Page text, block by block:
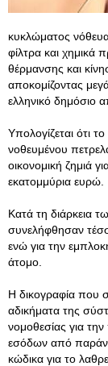
κυκλώματος
φίλτρα και χημικά
θέρμανσης και
αποκομίζοντας
ελληνικό δημόσιο
Υπολογίζεται ότι
νοθευμένου
οικονομική ζημιά
εκατομμύρια ευρώ.
Κατά τη διάρκεια
συνελήφθησαν
ενώ για την
άτομο.
Η δικογραφία που
αδικήματα της
νομοθεσίας για
εσόδων από
κώδικα για το